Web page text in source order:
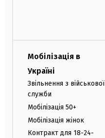
Мобілізація в
Україні
Звільнення з військової
служби
Мобілізація 50+
Мобілізація жінок
Контракт для 18-24-